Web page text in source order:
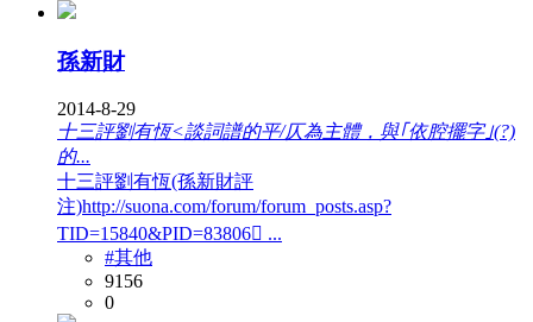
孫新財
2014-8-29
十三評劉有恆<談詞譜的平/仄為主體，與｢依腔擺字｣(?)
的...
十三評劉有恆(孫新財評
注)http://suona.com/forum/forum_posts.asp?
TID=15840&PID=83806𔝞 ...
#其他
9156
0